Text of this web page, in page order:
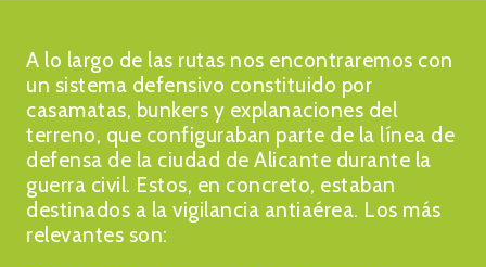
A lo largo de las rutas nos encontraremos con
un sistema defensivo constituido por
casamatas, bunkers y explanaciones del
terreno, que configuraban parte de la línea de
defensa de la ciudad de Alicante durante la
guerra civil. Estos, en concreto, estaban
destinados a la vigilancia antiaérea. Los más
relevantes son: